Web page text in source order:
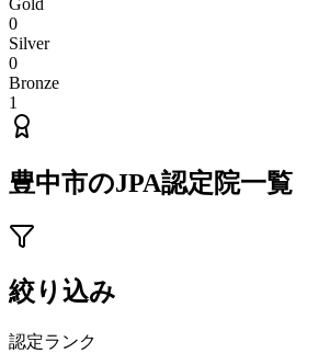
0
Silver
0
Bronze
1
豊中市のJPA認定院一覧
絞り込み
認定ランク